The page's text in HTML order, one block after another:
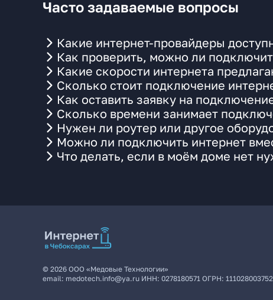
Часто задаваемые вопросы
Какие интернет-провайдеры
Как проверить, можно ли
Какие скорости интернета
Сколько стоит подключение
Как оставить заявку на
Сколько времени занимает
Нужен ли роутер или другое
Можно ли подключить интернет
Что делать, если в моём доме нет
© 2026 ООО «Медовые Технологии»
email: medotech.info@ya.ru ИНН: 0278180571 ОГРН: